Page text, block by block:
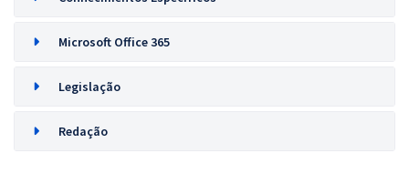
Microsoft Office 365
Legislação
Redação